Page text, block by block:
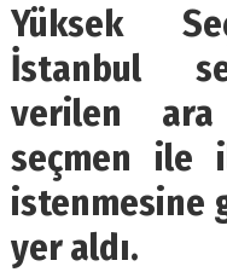
Yüksek
İstanbul
verilen ara
seçmen ile
istenmesine
yer aldı.